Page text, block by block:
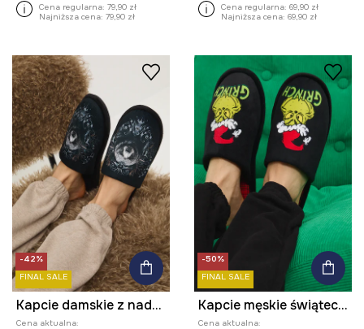
Cena regularna: 79,90 zł
Najniższa cena: 79,90 zł
Cena regularna: 69,90 zł
Najniższa cena: 69,90 zł
-42%
FINAL SALE
Kapcie damskie z nadrukiem
Cena aktualna:
-50%
FINAL SALE
Kapcie męskie świąteczne Grinch
Cena aktualna: